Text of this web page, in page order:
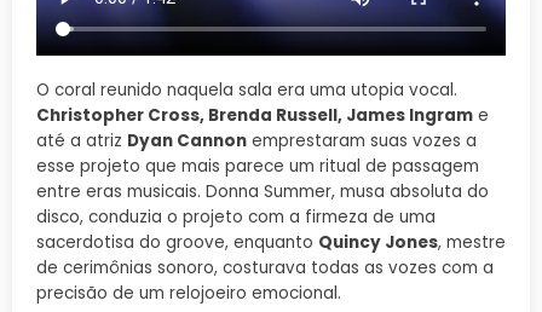
O coral reunido naquela sala era uma utopia vocal.
Christopher Cross, Brenda Russell, James Ingram e
até a atriz Dyan Cannon emprestaram suas vozes a
esse projeto que mais parece um ritual de passagem
entre eras musicais. Donna Summer, musa absoluta do
disco, conduzia o projeto com a firmeza de uma
sacerdotisa do groove, enquanto Quincy Jones, mestre
de cerimônias sonoro, costurava todas as vozes com a
precisão de um relojoeiro emocional.